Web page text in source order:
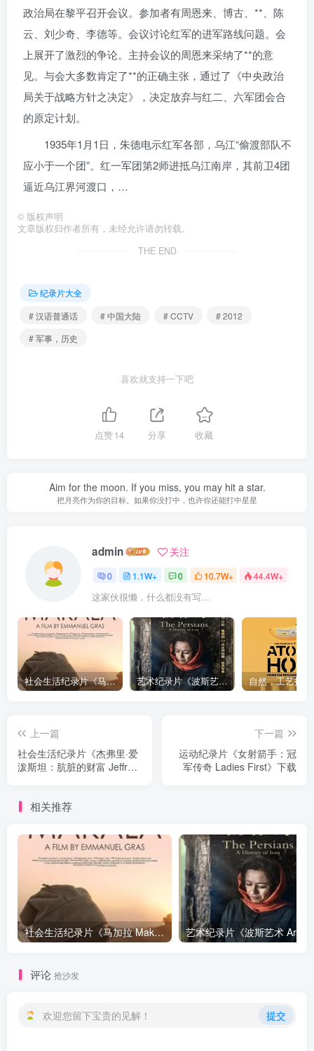
政治局在黎平召开会议。参加者有周恩来、博古、**、陈
云、刘少奇、李德等。会议讨论红军的进军路线问题。会
上展开了激烈的争论。主持会议的周恩来采纳了**的意
见。与会大多数肯定了**的正确主张，通过了《中央政治
局关于战略方针之决定》，决定放弃与红二、六军团会合
的原定计划。
1935年1月1日，朱德电示红军各部，乌江“偷渡部队不
应小于一个团”。红一军团第2师进抵乌江南岸，其前卫4团
逼近乌江界河渡口，…
© 版权声明
文章版权归作者所有，未经允许请勿转载。
THE END
纪录片大全
# 汉语普通话
# 中国大陆 # CCTV
# 2012
# 军事，历史
喜欢就支持一下吧
点赞14 分享 收藏
Aim for the moon. If you miss, you may hit a star.
把月亮作为你的目标。如果你没打中，也许你还能打中星星
admin 关注
0 1.1W+ 0 10.7W+ 44.4W+
这家伙很懒，什么都没有写...
社会生活纪录片《马加拉 Makala》下载 艺术纪录片《波斯艺术 Art of Persia》下载
上一篇
社会生活纪录片《杰弗里·爱
泼斯坦：肮脏的财富 Jeffrey
下一篇
运动纪录片《女射箭手：冠
军传奇 Ladies First》下载
相关推荐
社会生活纪录片《马加拉 Makala》下载
评论 抢沙发
欢迎您留下宝贵的见解！ 提交